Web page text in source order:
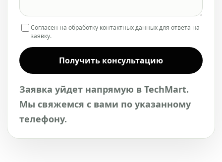
Согласен на обработку контактных данных для ответа на
заявку.
Получить консультацию
Заявка уйдет напрямую в TechMart.
Мы свяжемся с вами по указанному
телефону.